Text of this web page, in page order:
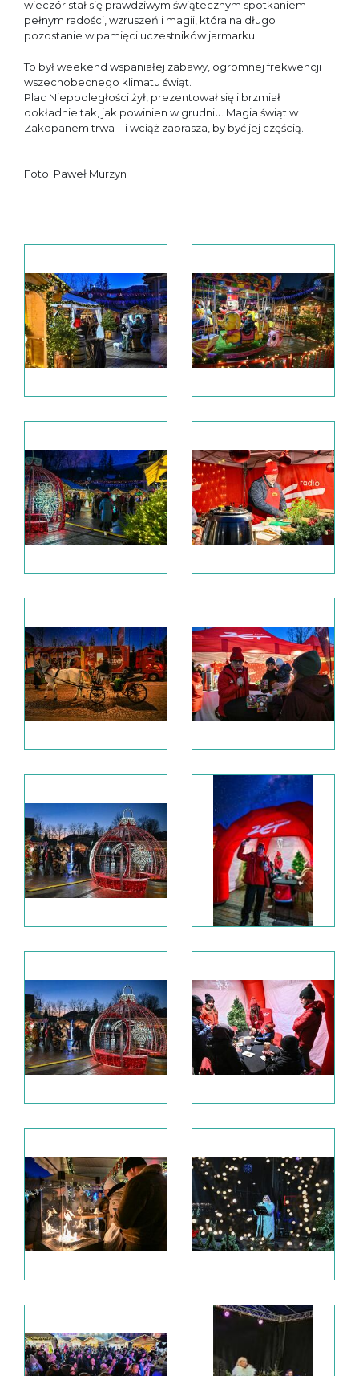
wieczór stał się prawdziwym świątecznym spotkaniem –
pełnym radości, wzruszeń i magii, która na długo
pozostanie w pamięci uczestników jarmarku.
To był weekend wspaniałej zabawy, ogromnej frekwencji i
wszechobecnego klimatu świąt.
Plac Niepodległości żył, prezentował się i brzmiał
dokładnie tak, jak powinien w grudniu. Magia świąt w
Zakopanem trwa – i wciąż zaprasza, by być jej częścią.
Foto: Paweł Murzyn